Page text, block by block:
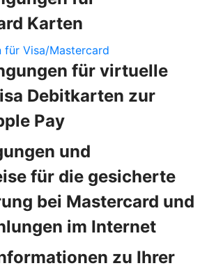
Karten
für Visa/Mastercard
für virtuelle
Debitkarten zur
Pay
und
für die gesicherte
bei Mastercard und
im Internet
zu Ihrer